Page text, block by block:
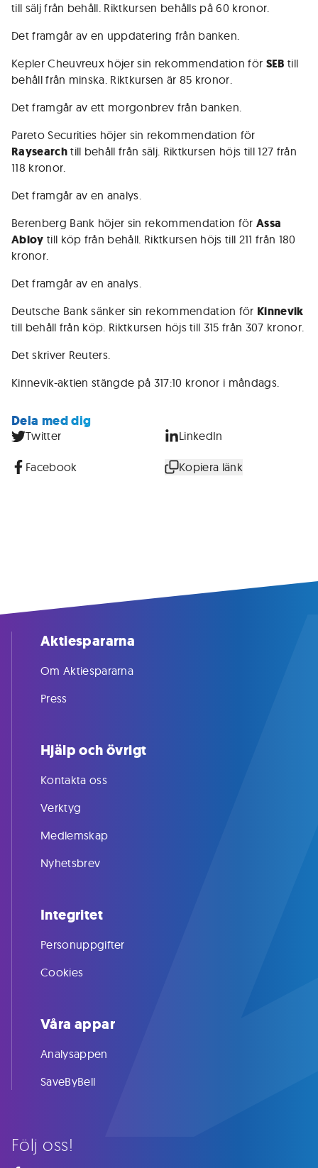
till sälj från behåll. Riktkursen behålls på 60 kronor.
Det framgår av en uppdatering från banken.
Kepler Cheuvreux höjer sin rekommendation för SEB till
behåll från minska. Riktkursen är 85 kronor.
Det framgår av ett morgonbrev från banken.
Pareto Securities höjer sin rekommendation för
Raysearchtill behåll från sälj. Riktkursen höjs till 127 från
118 kronor.
Det framgår av en analys.
Berenberg Bank höjer sin rekommendation förAssa
Abloy till köp från behåll. Riktkursen höjs till 211 från 180
kronor.
Det framgår av en analys.
Deutsche Bank sänker sin rekommendation för Kinnevik
till behåll från köp. Riktkursen höjs till 315 från 307 kronor.
Det skriver Reuters.
Kinnevik-aktien stängde på 317:10 kronor i måndags.
Dela med dig
Twitter LinkedIn
Facebook Kopiera länk
Följ oss!
Aktiespararna
Om Aktiespararna
Press
Hjälp och övrigt
Kontakta oss
Verktyg
Medlemskap
Nyhetsbrev
Integritet
Personuppgifter
Cookies
Våra appar
Analysappen
SaveByBell